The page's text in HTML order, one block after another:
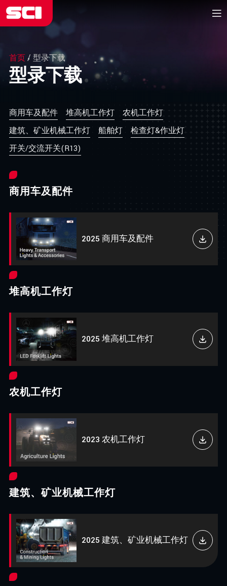
型录下载
首页/型录下载
商用车及配件 堆高机工作灯
农机工作灯
建筑、矿业机械工作灯
船舶灯
检查灯&作业灯
开关/交流开关(R13)
商用车及配件
2025 商用车及配件
堆高机工作灯
2025 堆高机工作灯
农机工作灯
2023 农机工作灯
建筑、矿业机械工作灯
2025 建筑、矿业机械工作灯